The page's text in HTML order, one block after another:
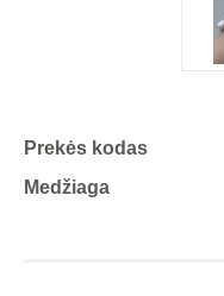
Prekės kodas
Medžiaga